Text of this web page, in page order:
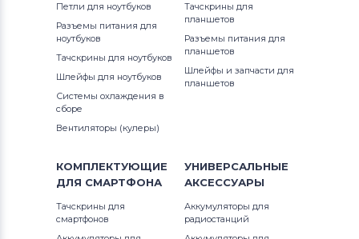
Петли для ноутбуков
Разъемы питания для
ноутбуков
Тачскрины для ноутбуков
Шлейфы для ноутбуков
Системы охлаждения в
сборе
Вентиляторы (кулеры)
Тачскрины для
планшетов
Разъемы питания для
планшетов
Шлейфы и запчасти для
планшетов
КОМПЛЕКТУЮЩИЕ
ДЛЯ СМАРТФОНА
Тачскрины для
смартфонов
УНИВЕРСАЛЬНЫЕ
АКСЕССУАРЫ
Аккумуляторы для
радиостанций